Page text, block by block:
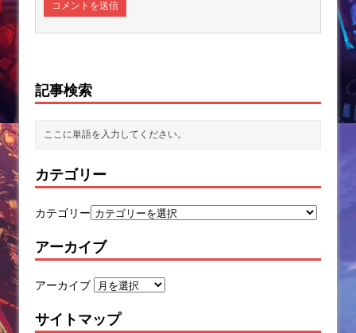
記事検索
カテゴリー
カテゴリー
アーカイブ
アーカイブ
サイトマップ